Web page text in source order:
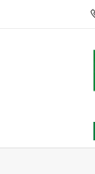
Bộ y tế đề xuất